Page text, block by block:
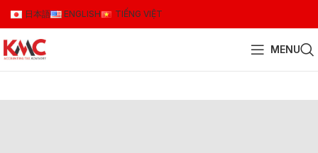
日本語 ENGLISH TIẾNG VIỆT
MENU